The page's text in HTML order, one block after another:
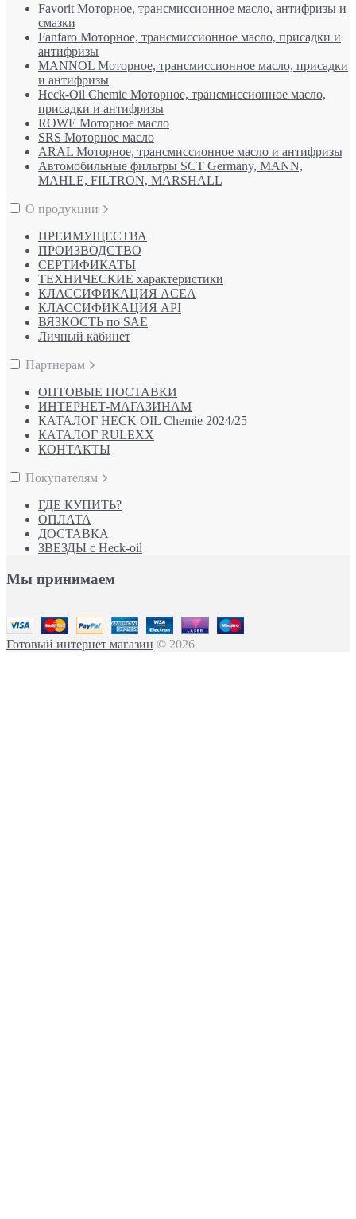
Favorit Моторное, трансмиссионное масло, антифризы и
смазки
Fanfaro Моторное, трансмиссионное масло, присадки и
антифризы
MANNOL Моторное, трансмиссионное масло, присадки
и антифризы
Heck-Oil Chemie Моторное, трансмиссионное масло,
присадки и антифризы
ROWE Моторное масло
SRS Моторное масло
ARAL Моторное, трансмиссионное масло и антифризы
Автомобильные фильтры SCT Germany, MANN,
MAHLE, FILTRON, MARSHALL
О продукции
ПРЕИМУЩЕСТВА
ПРОИЗВОДСТВО
СЕРТИФИКАТЫ
ТЕХНИЧЕСКИЕ характеристики
КЛАССИФИКАЦИЯ ACEA
КЛАССИФИКАЦИЯ API
ВЯЗКОСТЬ по SAE
Личный кабинет
Партнерам
ОПТОВЫЕ ПОСТАВКИ
ИНТЕРНЕТ-МАГАЗИНАМ
КАТАЛОГ HECK OIL Chemie 2024/25
КАТАЛОГ RULEXX
КОНТАКТЫ
Покупателям
ГДЕ КУПИТЬ?
ОПЛАТА
ДОСТАВКА
ЗВЕЗДЫ с Heck-oil
Мы принимаем
Готовый интернет магазин © 2026